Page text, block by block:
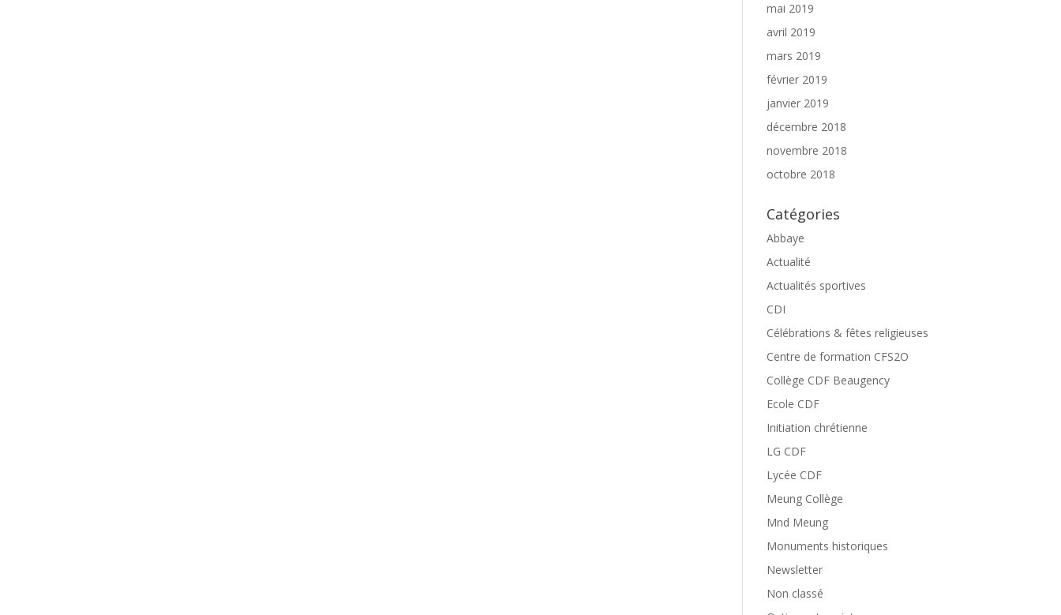
mai 2019
avril 2019
mars 2019
février 2019
janvier 2019
décembre 2018
novembre 2018
octobre 2018
Catégories
Abbaye
Actualité
Actualités sportives
CDI
Célébrations & fêtes religieuses
Centre de formation CFS2O
Collège CDF Beaugency
Ecole CDF
Initiation chrétienne
LG CDF
Lycée CDF
Meung Collège
Mnd Meung
Monuments historiques
Newsletter
Non classé